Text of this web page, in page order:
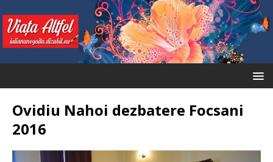
Ovidiu Nahoi dezbatere Focsani
2016